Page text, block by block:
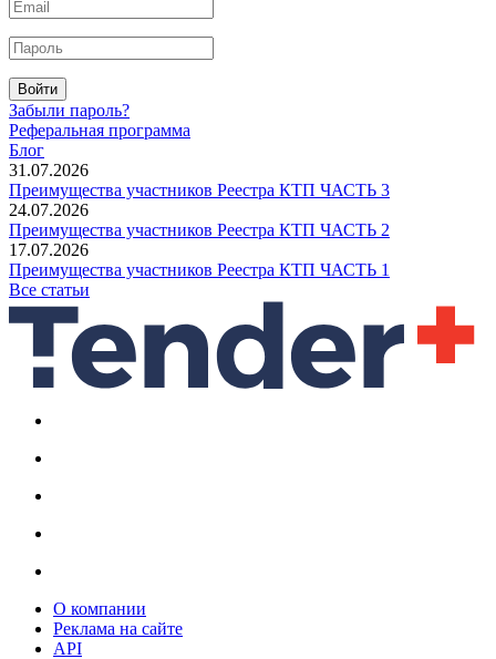
Войти
Забыли пароль?
Реферальная программа
Блог
31.07.2026
Преимущества участников Реестра КТП ЧАСТЬ 3
24.07.2026
Преимущества участников Реестра КТП ЧАСТЬ 2
17.07.2026
Преимущества участников Реестра КТП ЧАСТЬ 1
Все статьи
О компании
Реклама на сайте
API